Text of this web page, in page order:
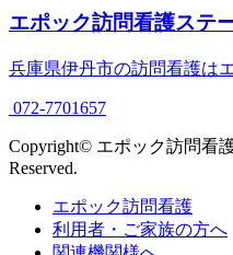
エポック訪問看護ステ
兵庫県伊丹市の訪問看護は
072-7701657
Copyright© エポック訪問看
Reserved.
エポック訪問看護
利用者・ご家族の方へ